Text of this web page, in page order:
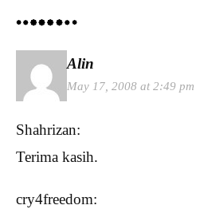
Alin
May 17, 2008 at 2:49 pm
Shahrizan:
Terima kasih.
cry4freedom: